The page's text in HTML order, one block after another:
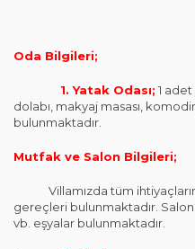
Oda Bilgileri;
1. Yatak Odası; 1
dolabı, makyaj masası,
bulunmaktadır.
Mutfak ve Salon Bilgileri;
Villamızda tüm
gereçleri bulunmaktadır.
vb. eşyalar bulunmaktadır.